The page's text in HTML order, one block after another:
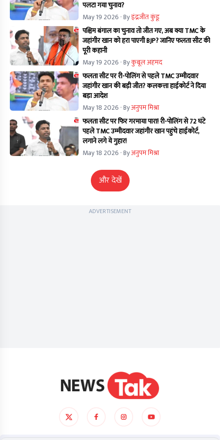
पलटा गया चुनाव?
May 19 2026 · Byइंद्रजीत कुंडू
पश्चिम बंगाल का चुनाव तो जीत गए, अब क्या TMC के
जहांगीर खान को हरा पाएगी BJP? जानिए फलता सीट की
पूरी कहानी
May 19 2026 · Byकुबूल अहमद
फलता सीट पर री-पोलिंग से पहले TMC उम्मीदवार
जहांगीर खान की बड़ी जीत? कलकत्ता हाईकोर्ट ने दिया
बड़ा आदेश
May 18 2026 · Byअनुपम मिश्रा
फलता सीट पर फिर गरमाया पारा! री-पोलिंग से 72 घंटे
पहले TMC उम्मीदवार जहांगीर खान पहुंचे हाईकोर्ट,
लगाने लगे ये गुहार!
May 18 2026 · Byअनुपम मिश्रा
और देखें
ADVERTISEMENT